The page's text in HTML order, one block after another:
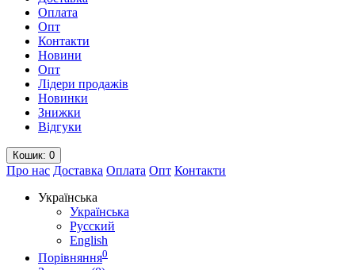
Оплата
Опт
Контакти
Новини
Опт
Лідери продажів
Новинки
Знижки
Відгуки
Кошик: 0
Про нас Доставка Оплата Опт Контакти
Українська
Українська
Русский
English
Порівняння0